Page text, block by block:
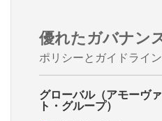
優れたガバナン
ポリシーとガイドライン
グローバル（アモーヴ
ト・グループ）